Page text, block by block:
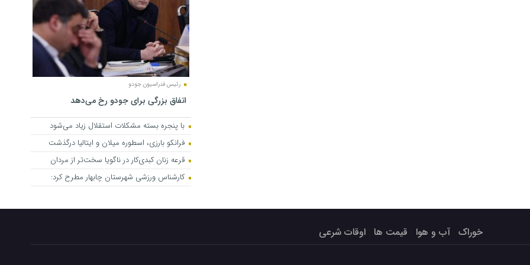
رئیس فدراسیون جودو
اتفاق بزرگی برای جودو رخ می‌دهد
با پنجره بسته مشکلات استقلال زیاد می‌شود
فرانکو بارزی، اسطوره میلان و ایتالیا درگذشت
قرعه زنان کبدی‌کار در ناگویا سخت‌تر از مردان
کارشناس ورزشی شهرستان چابهار مطرح کرد:
خوراک آب و هوا قیمت ها اوقات شرعی